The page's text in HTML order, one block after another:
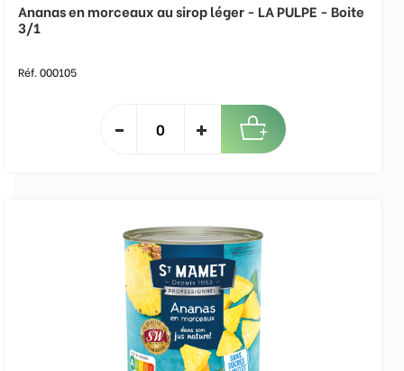
Ananas en morceaux au sirop léger - LA PULPE - Boite
3/1
Réf. 000105